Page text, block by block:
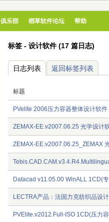
俱乐部 稻草软件论坛 帮助
标签 - 设计软件 (17 篇日志)
日志列表 返回标签列表
标题
PVelite 2006压力容器整体设计软件
ZEMAX-EE.v2007.06.25 光学设计
ZEMAX-EE.v2007.06.25_ZEMAX
Datacad v11.05.00 WinALL 1CD(
LECTRA产品：法国力克纺织品设
PVElite.v2012.Full-ISO 1CD(压力